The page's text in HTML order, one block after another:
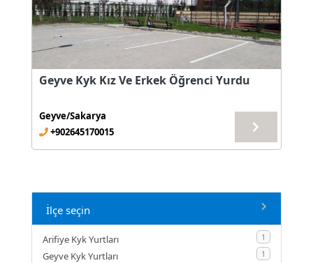
Geyve Kyk Kız Ve Erkek Öğrenci Yurdu
Geyve/Sakarya
+902645170015
İlçe seçin
Arifiye Kyk Yurtları 1
Geyve Kyk Yurtları 1